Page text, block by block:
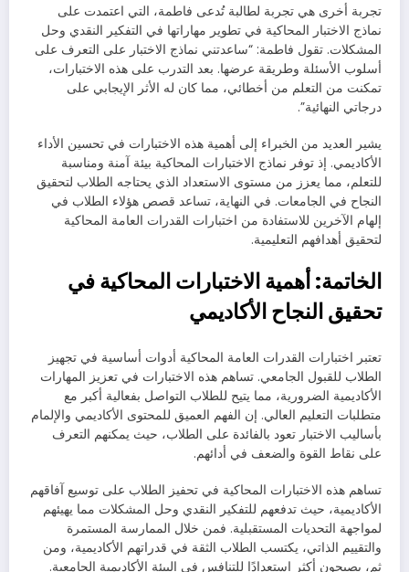
تجربة أخرى هي تجربة لطالبة تُدعى فاطمة، التي اعتمدت على
نماذج الاختبار المحاكية في تطوير مهاراتها في التفكير النقدي وحل
المشكلات. تقول فاطمة: “ساعدتني نماذج الاختبار على التعرف على
أسلوب الأسئلة وطريقة عرضها. بعد التدرب على هذه الاختبارات،
تمكنت من التعلم من أخطائي، مما كان له الأثر الإيجابي على
درجاتي النهائية”.
يشير العديد من الخبراء إلى أهمية هذه الاختبارات في تحسين الأداء
الأكاديمي. إذ توفر نماذج الاختبارات المحاكية بيئة آمنة ومناسبة
للتعلم، مما يعزز من مستوى الاستعداد الذي يحتاجه الطلاب لتحقيق
النجاح في الجامعات. في النهاية، تساعد قصص هؤلاء الطلاب في
إلهام الآخرين للاستفادة من اختبارات القدرات العامة المحاكية
لتحقيق أهدافهم التعليمية.
الخاتمة: أهمية الاختبارات المحاكية في
تحقيق النجاح الأكاديمي
تعتبر اختبارات القدرات العامة المحاكية أدوات أساسية في تجهيز
الطلاب للقبول الجامعي. تساهم هذه الاختبارات في تعزيز المهارات
الأكاديمية الضرورية، مما يتيح للطلاب التواصل بفعالية أكبر مع
متطلبات التعليم العالي. إن الفهم العميق للمحتوى الأكاديمي والإلمام
بأساليب الاختبار تعود بالفائدة على الطلاب، حيث يمكنهم التعرف
على نقاط القوة والضعف في أدائهم.
تساهم هذه الاختبارات المحاكية في تحفيز الطلاب على توسيع آفاقهم
الأكاديمية، حيث تدفعهم للتفكير النقدي وحل المشكلات مما يهيئهم
لمواجهة التحديات المستقبلية. فمن خلال الممارسة المستمرة
والتقييم الذاتي، يكتسب الطلاب الثقة في قدراتهم الأكاديمية، ومن
ثم، يصبحون أكثر استعدادًا للتنافس في البيئة الأكاديمية الجامعية.